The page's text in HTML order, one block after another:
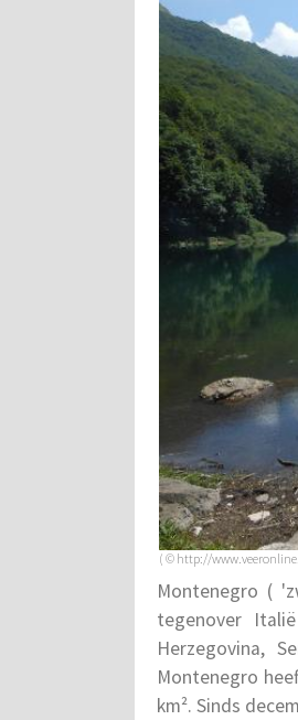
( © http://
Montenegro (
tegenover
Herzegovina,
Montenegro
km². Sinds